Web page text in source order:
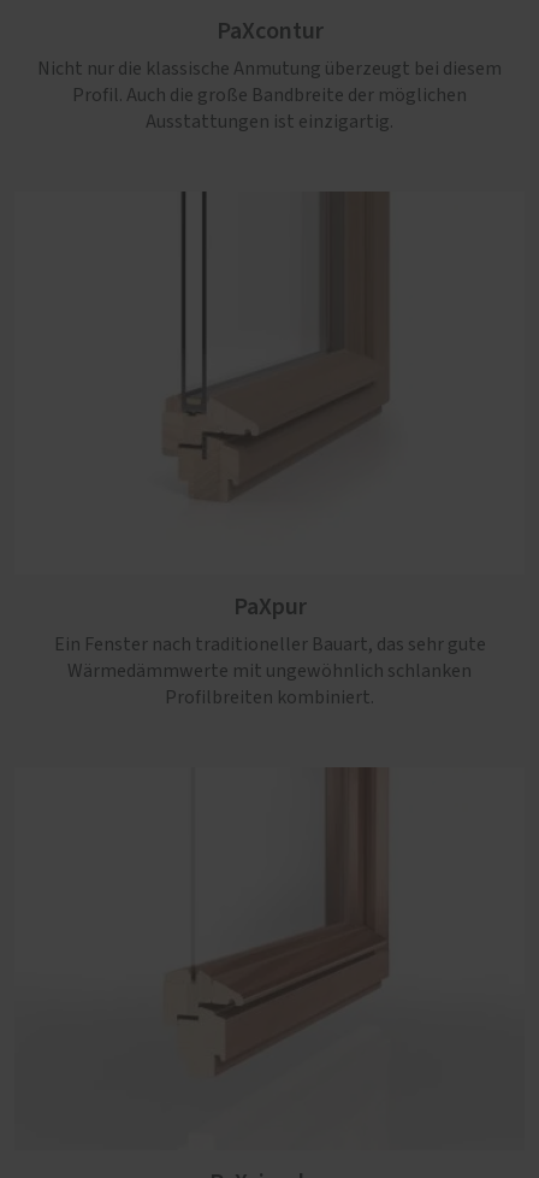
PaXcontur
Nicht nur die klassische Anmutung überzeugt bei diesem
Profil. Auch die große Bandbreite der möglichen
Ausstattungen ist einzigartig.
PaXpur
Ein Fenster nach traditioneller Bauart, das sehr gute
Wärmedämmwerte mit ungewöhnlich schlanken
Profilbreiten kombiniert.
Die beste Wahl, wenn zeitgemäße Anforderungen an
Einbruchhemmung, Schall- und Wärmeschutz mit
authentischer Altbau-Optik einhergehen sollen.